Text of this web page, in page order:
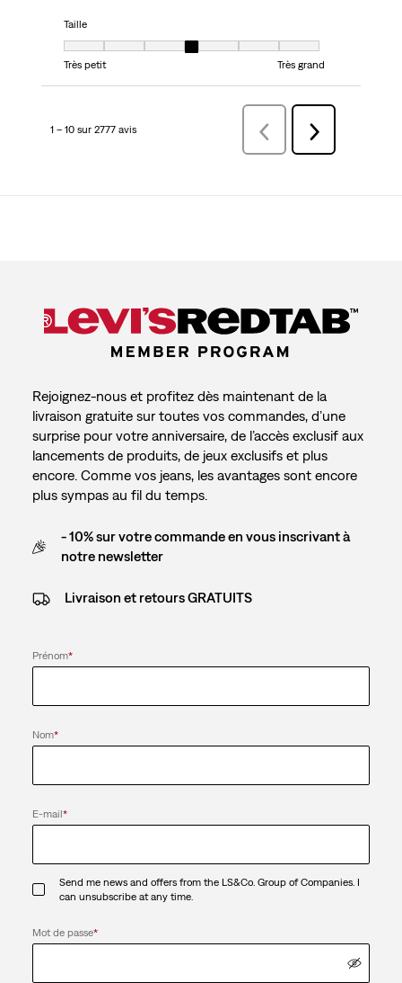
Taille
Taille, 4 sur 7, où 1 est égal à Très petit et 7 est égal à Très grand
Très petit
Très grand
1 – 10 sur 2777 avis PrécédentavisSuivant
avis
Rejoignez-nous et profitez dès maintenant de la
livraison gratuite sur toutes vos commandes, d’une
surprise pour votre anniversaire, de l’accès exclusif aux
lancements de produits, de jeux exclusifs et plus
encore. Comme vos jeans, les avantages sont encore
plus sympas au fil du temps.
- 10% sur votre commande en vous inscrivant à
notre newsletter
Livraison et retours GRATUITS
Prénom*
Nom*
E-mail*
Send me news and offers from the LS&Co. Group of Companies. I
can unsubscribe at any time.
Mot de passe*